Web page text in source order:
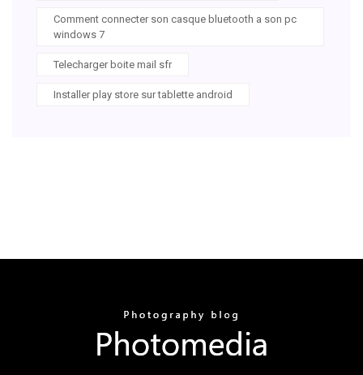
Comment connecter son casque bluetooth a son pc
windows 7
Telecharger boite mail sfr
Installer play store sur tablette android